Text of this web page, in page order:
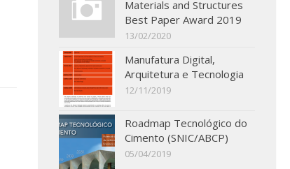
Materials and Structures
Best Paper Award 2019
13/02/2020
Manufatura Digital,
Arquitetura e Tecnologia
12/11/2019
Roadmap Tecnológico do
Cimento (SNIC/ABCP)
05/04/2019